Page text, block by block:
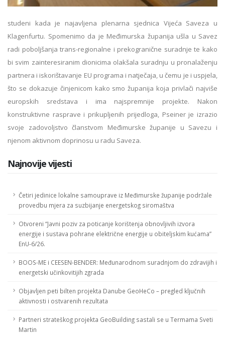
studeni kada je najavljena plenarna sjednica Vijeća Saveza u
Klagenfurtu. Spomenimo da je Međimurska županija ušla u Savez
radi poboljšanja trans-regionalne i prekogranične suradnje te kako
bi svim zainteresiranim dionicima olakšala suradnju u pronalaženju
partnera i iskorištavanje EU programa i natječaja, u čemu je i uspjela,
što se dokazuje činjenicom kako smo županija koja privlači najviše
europskih sredstava i ima najspremnije projekte. Nakon
konstruktivne rasprave i prikupljenih prijedloga, Pseiner je izrazio
svoje zadovoljstvo članstvom Međimurske županije u Savezu i
njenom aktivnom doprinosu u radu Saveza.
Najnovije vijesti
Četiri jedinice lokalne samouprave iz Međimurske županije podržale
provedbu mjera za suzbijanje energetskog siromaštva
Otvoreni “Javni poziv za poticanje korištenja obnovljivih izvora
energije i sustava pohrane električne energije u obiteljskim kućama”
EnU-6/26.
BOOS-ME i CEESEN-BENDER: Međunarodnom suradnjom do zdravijih i
energetski učinkovitijih zgrada
Objavljen peti bilten projekta Danube GeoHeCo – pregled ključnih
aktivnosti i ostvarenih rezultata
Partneri strateškog projekta GeoBuilding sastali se u Termama Sveti
Martin